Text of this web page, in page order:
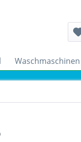
Waschmaschinen